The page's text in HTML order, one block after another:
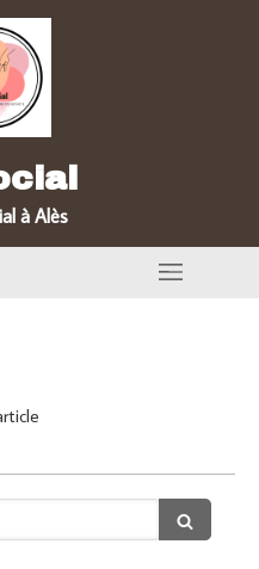
à Alès